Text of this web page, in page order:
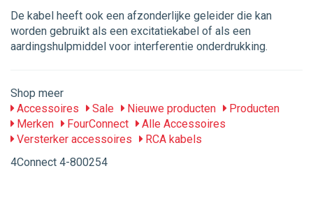
De kabel heeft ook een afzonderlijke geleider die kan
worden gebruikt als een excitatiekabel of als een
aardingshulpmiddel voor interferentie onderdrukking.
Shop meer
Accessoires
Sale Nieuwe producten
Producten
Merken
FourConnect
Alle Accessoires
Versterker accessoires
RCA kabels
4Connect 4-800254